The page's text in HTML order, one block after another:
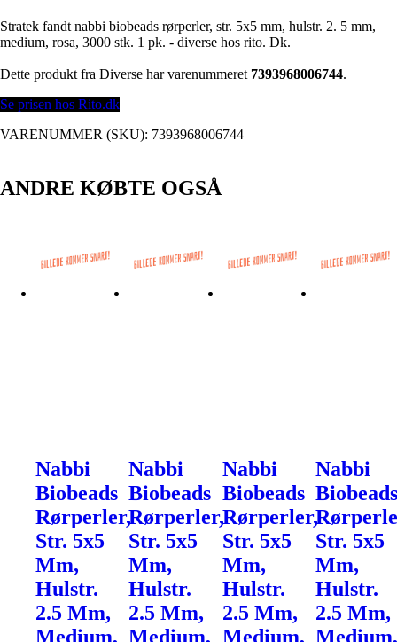
Stratek fandt nabbi biobeads rørperler, str. 5x5 mm, hulstr. 2. 5 mm,
medium, rosa, 3000 stk. 1 pk. - diverse hos rito. Dk.
Dette produkt fra Diverse har varenummeret 7393968006744.
Se prisen hos Rito.dk
VARENUMMER (SKU): 7393968006744
ANDRE KØBTE OGSÅ
Nabbi
Biobeads
Rørperler,
Str. 5x5
Mm,
Hulstr.
2.5 Mm,
Medium,
Nabbi
Biobeads
Rørperler,
Str. 5x5
Mm,
Hulstr.
2.5 Mm,
Medium,
Nabbi
Biobeads
Rørperler,
Str. 5x5
Mm,
Hulstr.
2.5 Mm,
Medium,
Nabbi
Str. 5x5
Mm,
Hulstr.
2.5 Mm,